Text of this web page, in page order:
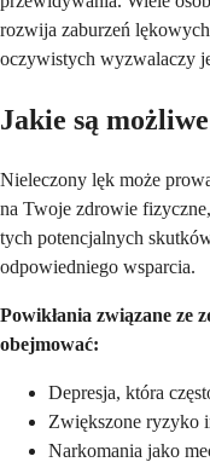
rozwija zaburzeń
oczywistych wyzwalaczy
Jakie są
Nieleczony lęk może
na Twoje zdrowie
tych potencjalnych
odpowiedniego wsparcia.
Powikłania związane ze
obejmować:
Depresja, która
Zwiększone ryzyko
Narkomania jako